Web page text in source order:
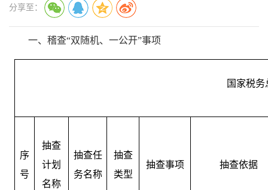
分享至：
一、稽查“双随机、一公开”事项
国家税
序
号
抽查
计划
名称
抽查任
务名称
抽查
类型
抽查事项 抽查依据